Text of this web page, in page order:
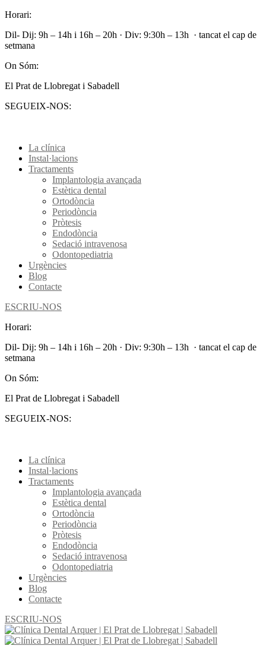
Horari:
Dil- Dij: 9h – 14h i 16h – 20h · Div: 9:30h – 13h · tancat el cap de
setmana
On Sóm:
El Prat de Llobregat i Sabadell
SEGUEIX-NOS:
La clínica
Instal·lacions
Tractaments
Implantologia avançada
Estètica dental
Ortodòncia
Periodòncia
Pròtesis
Endodòncia
Sedació intravenosa
Odontopediatria
Urgències
Blog
Contacte
ESCRIU-NOS
Horari:
Dil- Dij: 9h – 14h i 16h – 20h · Div: 9:30h – 13h · tancat el cap de
setmana
On Sóm:
El Prat de Llobregat i Sabadell
SEGUEIX-NOS:
La clínica
Instal·lacions
Tractaments
Implantologia avançada
Estètica dental
Ortodòncia
Periodòncia
Pròtesis
Endodòncia
Sedació intravenosa
Odontopediatria
Urgències
Blog
Contacte
ESCRIU-NOS